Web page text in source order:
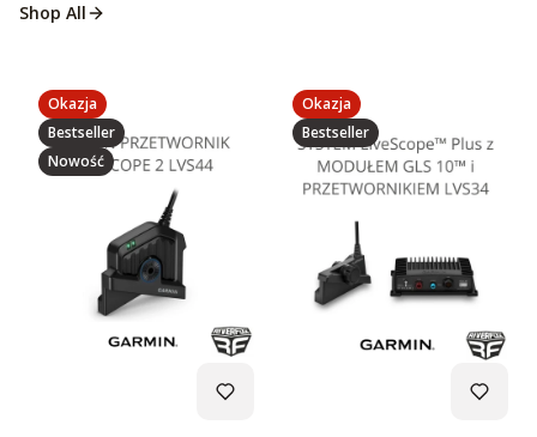
Shop All
Okazja
Bestseller
Nowość
Okazja
Bestseller